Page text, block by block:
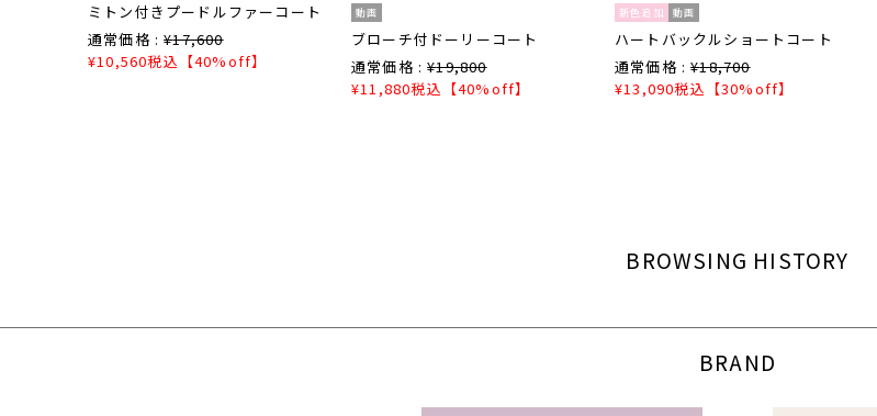
ミトン付きプードルファーコート
通常価格 : ¥17,600
¥10,560税込 【40%off】
動画
ブローチ付ドーリーコート
通常価格 : ¥19,800
¥11,880税込 【40%off】
新色追加 動画
ハートバックルショートコート
通常価格 : ¥18,700
¥13,090税込 【30%off】
BROWSING HISTORY
BRAND